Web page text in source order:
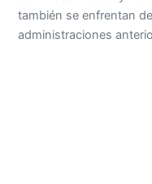
también se enfrentan
administraciones